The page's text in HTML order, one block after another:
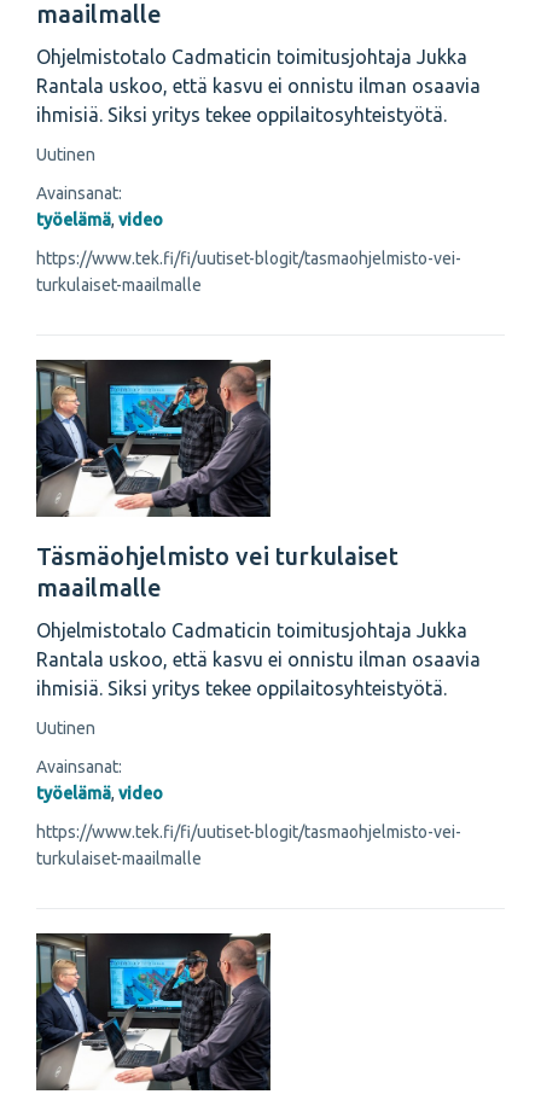
maailmalle
Ohjelmistotalo Cadmaticin toimitusjohtaja Jukka
Rantala uskoo, että kasvu ei onnistu ilman osaavia
ihmisiä. Siksi yritys tekee oppilaitosyhteistyötä.
Uutinen
Avainsanat:
työelämä, video
https://www.tek.fi/fi/uutiset-blogit/tasmaohjelmisto-vei-
turkulaiset-maailmalle
Täsmäohjelmisto vei turkulaiset
maailmalle
Ohjelmistotalo Cadmaticin toimitusjohtaja Jukka
Rantala uskoo, että kasvu ei onnistu ilman osaavia
ihmisiä. Siksi yritys tekee oppilaitosyhteistyötä.
Uutinen
Avainsanat:
työelämä, video
https://www.tek.fi/fi/uutiset-blogit/tasmaohjelmisto-vei-
turkulaiset-maailmalle